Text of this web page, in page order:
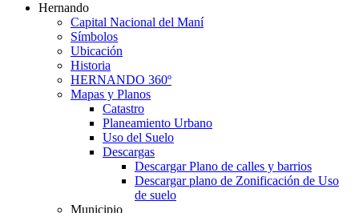
Hernando
Capital Nacional del Maní
Símbolos
Ubicación
Historia
HERNANDO 360º
Mapas y Planos
Catastro
Planeamiento Urbano
Uso del Suelo
Descargas
Descargar Plano de calles y barrios
Descargar plano de Zonificación de Uso
de suelo
Municipio